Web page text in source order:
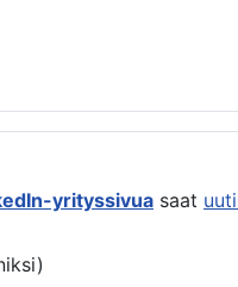
yrityssivua saat